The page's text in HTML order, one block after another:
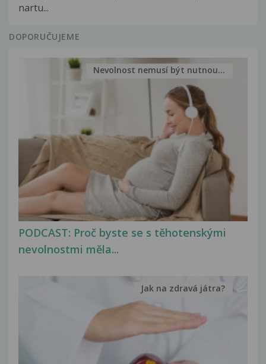
nartu...
DOPORUČUJEME
PODCAST: Proč byste se s těhotenskými
nevolnostmi měla...
Nevolnost nemusí být nutnou...
Jak na zdravá játra?